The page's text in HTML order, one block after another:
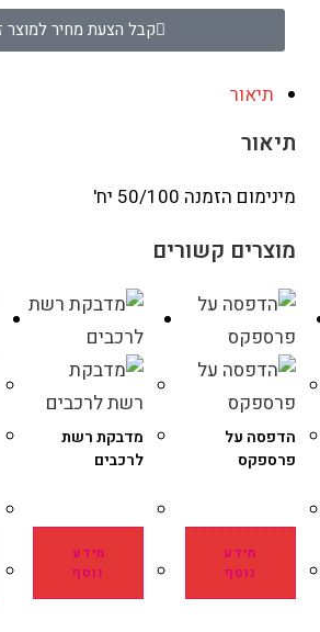
קבל הצעת מחיר למוצר
תיאור
תיאור
מינימום הזמנה 50/100 יח'
מוצרים קשורים
הדפסה על
פרספקס
מידע
נוסף
מדבקת רשת
לרכבים
מידע
נוסף